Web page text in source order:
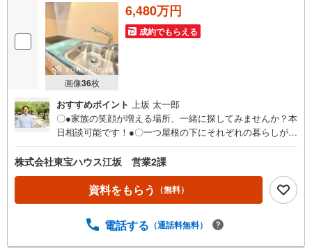
画像36枚
6,480万円
成約でもらえる
おすすめポイント 上坂 太一郎
〇●家族の笑顔が増える場所、一緒に探してみませんか？本
日相談可能です！●〇一つ屋根の下にそれぞれの暮らしがあ
こそ、そのベースはシンプルであるべきだと思う。なぜな
ら、時の流れで人の好みは変わっていくものだから。■ご予
約いただくとご見学がスムーズです！【営業時間9:00～21:
00】ご見学希望のお客様:右上の「室内・現地を見学する」
料をもらう」をクリックして下さい。【東宝ハウス江坂の
株式会社東宝ハウス江坂 営業2課
資料をもらう （無料）
電話する （通話料無料）